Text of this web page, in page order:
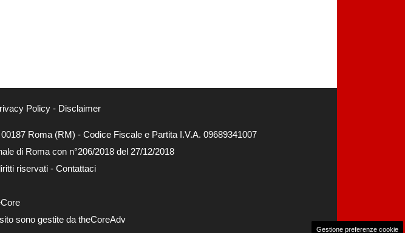
Policy- Disclaimer
Roma (RM) - Codice Fiscale e Partita I.V.A. 09689341007
di Roma con n°206/2018 del 27/12/2018
riservati - Contattaci
sono gestite da theCoreAdv
Gestione preferenze cookie